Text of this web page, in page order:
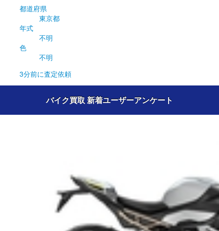
都道府県
東京都
年式
不明
色
不明
3分前に査定依頼
バイク買取 新着ユーザーアンケート